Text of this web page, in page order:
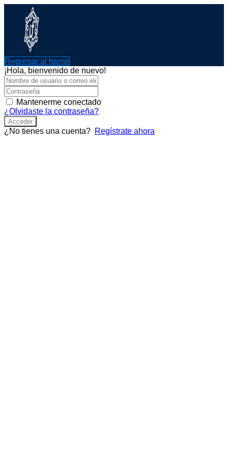
contenido
Regresar al home
¡Hola, bienvenido de nuevo!
Mantenerme conectado
¿Olvidaste la contraseña?
Acceder
¿No tienes una cuenta? Regístrate ahora